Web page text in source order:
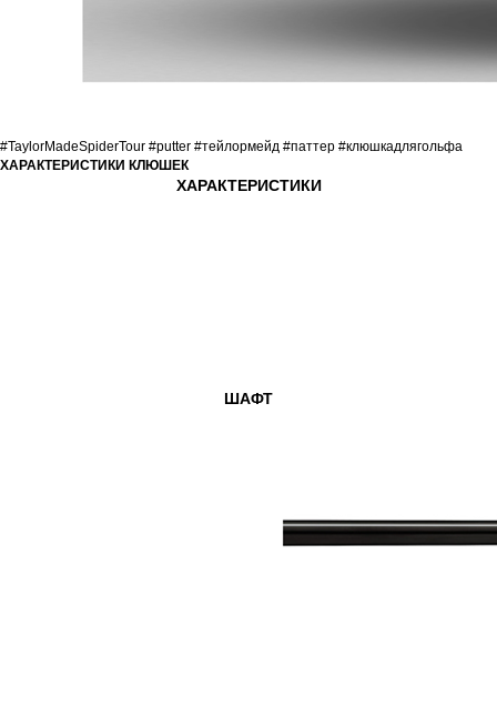
#TaylorMadeSpiderTour #putter #тейлормейд #паттер #клюшкадлягольфа
ХАРАКТЕРИСТИКИ КЛЮШЕК
ХАРАКТЕРИСТИКИ
ШАФТ